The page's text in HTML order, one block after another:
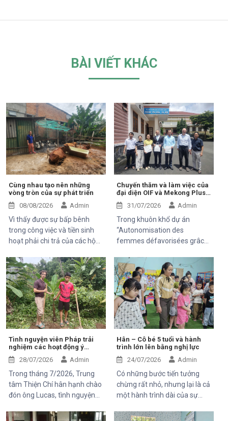
BÀI VIẾT KHÁC
Cùng nhau tạo nên những
vòng tròn của sự phát triển
08/08/2026
Admin
Vì thấy được sự bấp bênh
trong công việc và tiền sinh
hoạt phải chi trả của các hộ
Phát Triển cộng đồng Thiện
chí đã và đang luôn luôn tìm
kiếm và thử các mô hình mới,
thuận tiện, bền vững để có thể
giúp được 1 phần nào đó cho
mọi người.
Chuyến thăm và làm việc của
đại diện OIF và Mekong Plus
tại cộng đồng dự án
31/07/2026 Admin
Trong khuôn khổ dự án
“Autonomisation des
femmes défavorisées grâce
économique et à l'accès aux
soins de santé 2025–2028”,
Trung tâm Thiện Chí vinh dự
đón tiếp ông Kaloyan Kolev,
đại diện đơn vị tài trợ
Organisation internationale
de la Francophonie (OIF), và
ông Bernard Kervyn, đại diện
Mekong Plus, trong chuyến
công tác tại xã Tánh Linh, Bắc
Ruộng và Hàm Kiệm, tỉnh
Lâm Đồng.
Tình nguyện viên Pháp trải
nghiệm các hoạt động ý
nghĩa tại Trung tâm Thiện Chí
28/07/2026 Admin
Trong tháng 7/2026, Trung
tâm Thiện Chí hân hạnh chào
đón ông Lucas, tình nguyện
chuyến thăm và trải nghiệm
Hân – Cô bé 5 tuổi và hành
trình lớn lên bằng nghị lực
24/07/2026
Admin
Có những bước tiến tưởng
chừng rất nhỏ, nhưng lại là cả
một hành trình dài của sự
vọng. Hân, cô bé 5 tuổi với nụ